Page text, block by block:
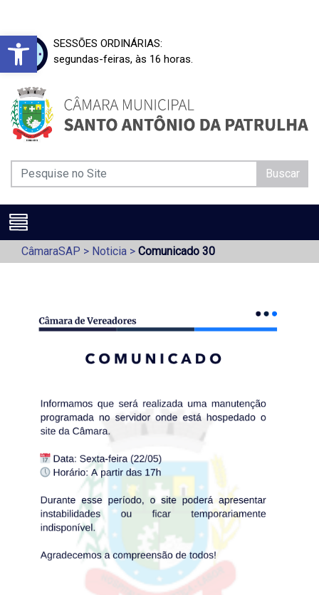
Barra de Ferramentas Aberta
SESSÕES ORDINÁRIAS:
segundas-feiras, às 16 horas.
Buscar
CâmaraSAP > Noticia > Comunicado 30